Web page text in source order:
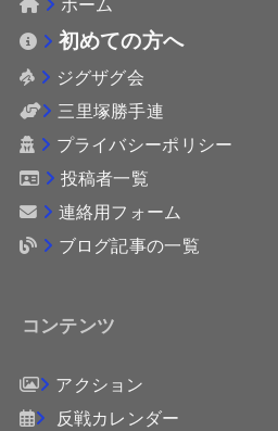
初めての方へ
ジグザグ会
三里塚勝手連
プライバシーポリシー
投稿者一覧
連絡用フォーム
ブログ記事の一覧
コンテンツ
アクション
反戦カレンダー